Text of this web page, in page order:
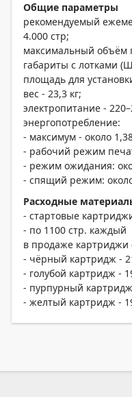
Общие параметры
рекомендуемый
4.000 стр;
максимальный объём
габариты с лотками
площадь для
вес - 23,3 кг;
электропитание -
энергопотребление:
- максимум - около
- рабочий режим
- режим ожидания:
- спящий режим:
Расходные
- стартовые
- по 1100 стр. каждый
в продаже
- чёрный картридж -
- голубой картридж -
- пурпурный
- желтый картридж -